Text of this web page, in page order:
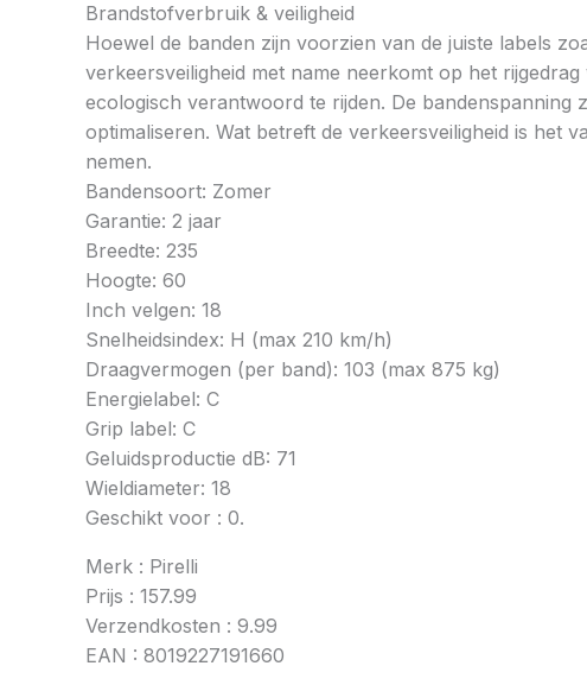
Brandstofverbruik & veiligheid
Hoewel de banden zijn voorzien van de juiste labels
verkeersveiligheid met name neerkomt op het
ecologisch verantwoord te rijden. De
optimaliseren. Wat betreft de verkeersveiligheid is het
nemen.
Bandensoort: Zomer
Garantie: 2 jaar
Breedte: 235
Hoogte: 60
Inch velgen: 18
Snelheidsindex: H (max 210 km/h)
Draagvermogen (per band): 103 (max 875 kg)
Energielabel: C
Grip label: C
Geluidsproductie dB: 71
Wieldiameter: 18
Geschikt voor : 0.
Merk : Pirelli
Prijs : 157.99
Verzendkosten : 9.99
EAN : 8019227191660